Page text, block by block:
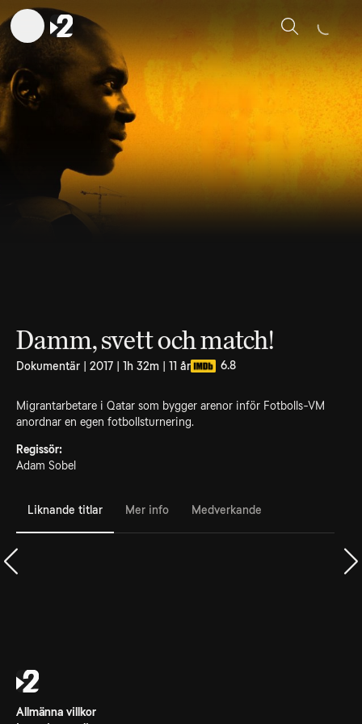
Sök
Damm, svett och match!
Dokumentär | 2017 | 1h 32m | 11 år 6.8
Migrantarbetare i Qatar som bygger arenor inför Fotbolls-VM
anordnar en egen fotbollsturnering.
Regissör:
Adam Sobel
Liknande titlar Mer info Medverkande
Allmänna villkor